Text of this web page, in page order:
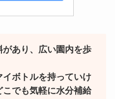
あり、広い園内を歩
イボトルを持っていけ
こでも気軽に水分補給